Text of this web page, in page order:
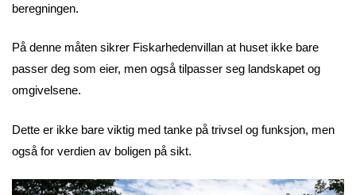
beregningen.
På denne måten sikrer Fiskarhedenvillan at huset ikke bare
passer deg som eier, men også tilpasser seg landskapet og
omgivelsene.
Dette er ikke bare viktig med tanke på trivsel og funksjon, men
også for verdien av boligen på sikt.